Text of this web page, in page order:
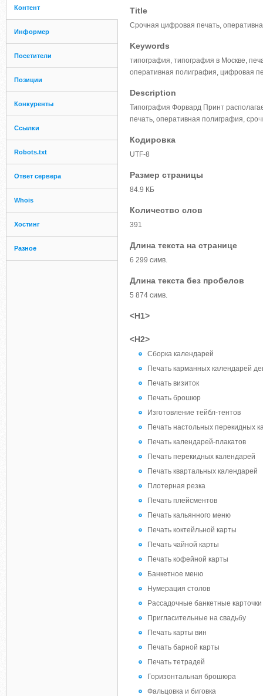
Контент
Информер
Посетители
Позиции
Конкуренты
Ссылки
Robots.txt
Ответ сервера
Whois
Хостинг
Разное
Title
Срочная цифровая печать,
Keywords
типография, типография в Москве,
оперативная полиграфия, цифровая
Description
Типография Форвард Принт
печать, оперативная полиграфия, сро
Кодировка
UTF-8
Размер страницы
84.9 КБ
Количество слов
391
Длина текста на странице
6 299 симв.
Длина текста без пробелов
5 874 симв.
<H1>
<H2>
Сборка календарей
Печать карманных календарей
Печать визиток
Печать брошюр
Изготовление тейбл-тентов
Печать настольных перекидных
Печать календарей-плакатов
Печать перекидных календарей
Печать квартальных календарей
Плотерная резка
Печать плейсментов
Печать кальянного меню
Печать коктейльной карты
Печать чайной карты
Печать кофейной карты
Банкетное меню
Нумерация столов
Рассадочные банкетные карточки
Пригласительные на свадьбу
Печать карты вин
Печать барной карты
Печать тетрадей
Горизонтальная брошюра
Фальцовка и биговка